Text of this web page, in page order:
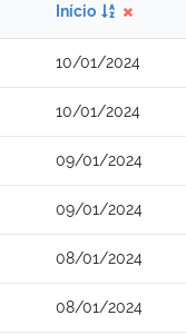
Início
10/01/2024
10/01/2024
09/01/2024
09/01/2024
08/01/2024
08/01/2024